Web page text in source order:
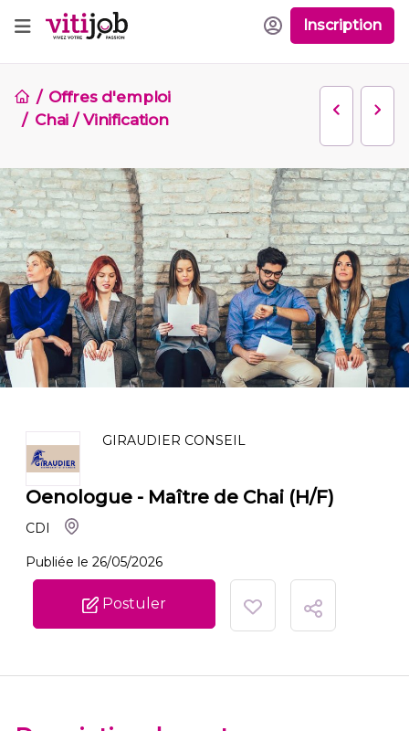
Inscription
Offres d'emploi
Chai / Vinification
GIRAUDIER CONSEIL
Oenologue - Maître de Chai (H/F)
CDI
Publiée le 26/05/2026
Postuler